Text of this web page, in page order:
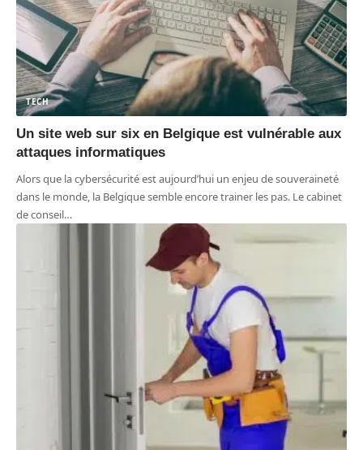
TECH
Un site web sur six en Belgique est vulnérable aux
attaques informatiques
Alors que la cybersécurité est aujourd’hui un enjeu de souveraineté
dans le monde, la Belgique semble encore trainer les pas. Le cabinet
de conseil…